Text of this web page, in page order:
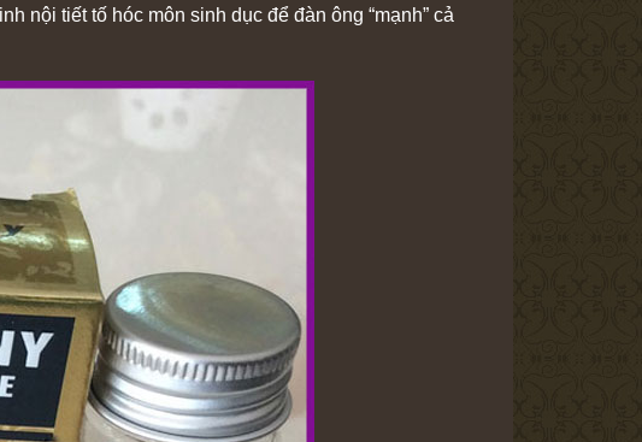
nội tiết tố hóc môn sinh dục để đàn ông “mạnh” cả